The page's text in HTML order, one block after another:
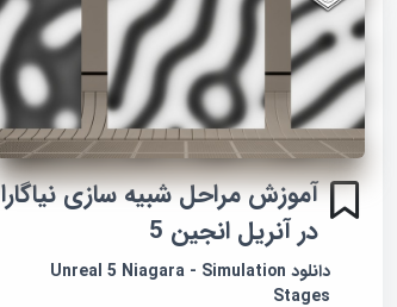
آموزش مراحل شبیه سازی نیاگارا
در آنریل انجین 5
دانلود Unreal 5 Niagara - Simulation
Stages